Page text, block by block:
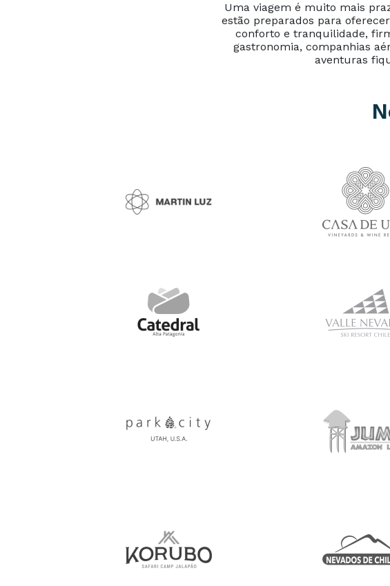
Uma viagem é muito mais
estão preparados para
conforto e tranquilidade,
gastronomia, companhias
aventuras